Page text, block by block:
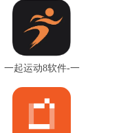
一起运动8软件-一
起运...